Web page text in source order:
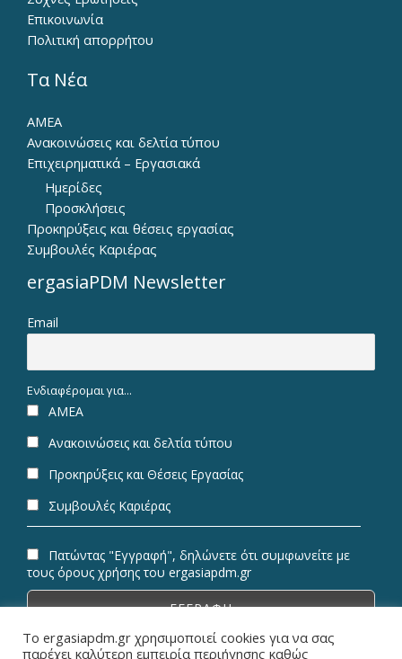
Επικοινωνία
Πολιτική απορρήτου
Τα Νέα
ΑΜΕΑ
Ανακοινώσεις και δελτία τύπου
Επιχειρηματικά – Εργασιακά
Ημερίδες
Προσκλήσεις
Προκηρύξεις και θέσεις εργασίας
Συμβουλές Καριέρας
ergasiaPDM Newsletter
Email
Ενδιαφέρομαι για...
ΑΜΕΑ
Ανακοινώσεις και δελτία τύπου
Προκηρύξεις και Θέσεις Εργασίας
Συμβουλές Καριέρας
Πατώντας "Εγγραφή", δηλώνετε ότι συμφωνείτε με
τους όρους χρήσης του ergasiapdm.gr
Το ergasiapdm.gr χρησιμοποιεί cookies για να σας
παρέχει καλύτερη εμπειρία περιήγησης καθώς